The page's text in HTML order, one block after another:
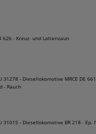
626 - Kreuz- und Lattenzaun
31278 - Diesellokomotive MRCE DE
- Rauch
31015 - Diesellokomotive BR 218 - Ep.